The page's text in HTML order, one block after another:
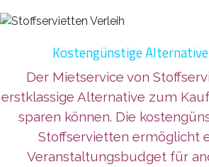
Kostengünstige
Der Mietservice von
erstklassige Alternative zum
sparen können. Die
Stoffservietten ermöglicht
Veranstaltungsbudget für